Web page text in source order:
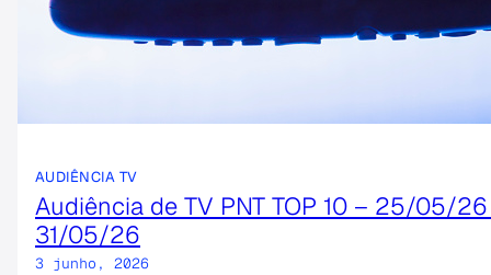
AUDIÊNCIA TV
Audiência de TV PNT TOP 10 – 25/05/
31/05/26
3 junho, 2026